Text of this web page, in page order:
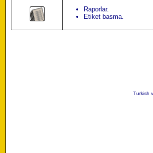
Raporlar.
Etiket basma.
Turkish